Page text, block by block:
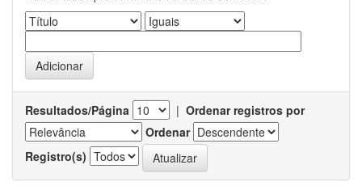
Resultados/Página | Ordenar registros por
Ordenar
Registro(s)